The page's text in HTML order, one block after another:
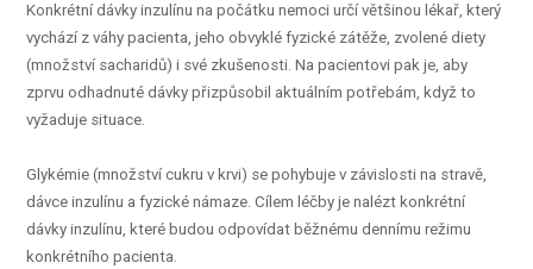
Konkrétní dávky inzulínu na počátku nemoci určí většinou lékař, který
vychází z váhy pacienta, jeho obvyklé fyzické zátěže, zvolené diety
(množství sacharidů) i své zkušenosti. Na pacientovi pak je, aby
zprvu odhadnuté dávky přizpůsobil aktuálním potřebám, když to
vyžaduje situace.
Glykémie (množství cukru v krvi) se pohybuje v závislosti na stravě,
dávce inzulínu a fyzické námaze. Cílem léčby je nalézt konkrétní
dávky inzulínu, které budou odpovídat běžnému dennímu režimu
konkrétního pacienta.